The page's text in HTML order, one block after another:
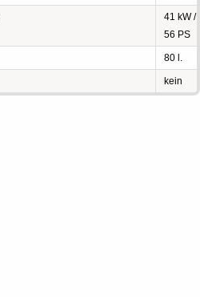
41 kW /
56 PS
80 l.
kein